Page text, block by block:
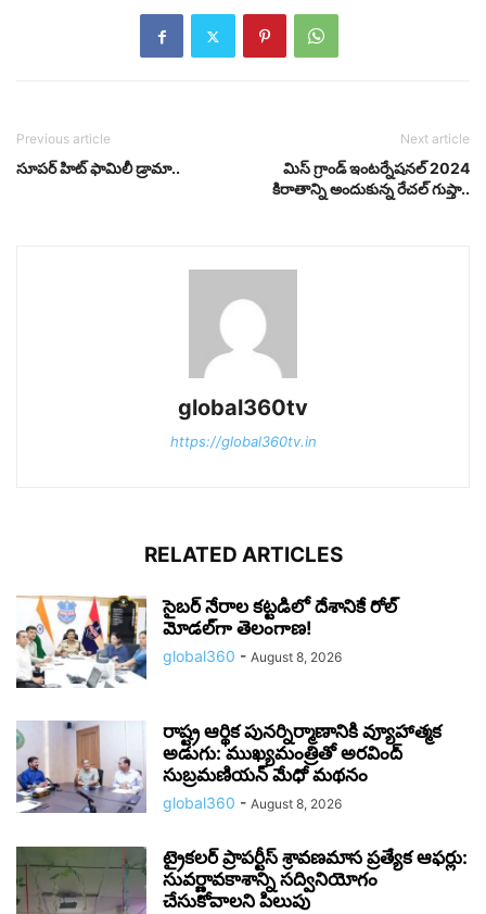
Previous article
సూపర్ హిట్ ఫామిలీ డ్రామా..
Next article
మిస్ గ్రాండ్ ఇంటర్నేషనల్ 2024
కిరాతాన్ని అందుకున్న రేచల్ గుప్తా..
global360tv
https://global360tv.in
RELATED ARTICLES
సైబర్ నేరాల కట్టడిలో దేశానికే రోల్‌
మోడల్‌గా తెలంగాణ!
global360 - August 8, 2026
రాష్ట్ర ఆర్థిక పునర్నిర్మాణానికి వ్యూహాత్మక
అడుగు: ముఖ్యమంత్రితో అరవింద్
సుబ్రమణియన్ మేధో మథనం
global360 - August 8, 2026
ట్రైకలర్ ప్రాపర్టీస్ శ్రావణమాస ప్రత్యేక ఆఫర్లు:
సువర్ణావకాశాన్ని సద్వినియోగం
చేసుకోవాలని పిలుపు